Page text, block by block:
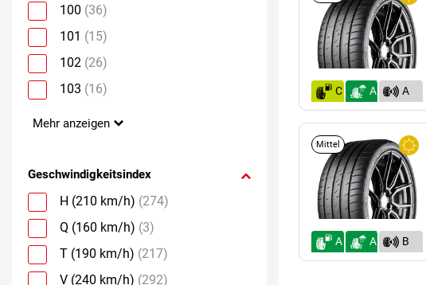
100 (36)
101 (15)
102 (26)
103 (16)
Mehr anzeigen
Geschwindigkeitsindex
H (210 km/h) (274)
Q (160 km/h) (3)
T (190 km/h) (217)
V (240 km/h) (292)
C A
A
(70)
Mittel
A A
B
(70)